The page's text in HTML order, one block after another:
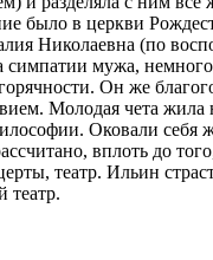
было в церкви
Николаевна (по
симпатии мужа,
Он же
Молодая чета жила
Оковали себя
вплоть до
театр. Ильин
театр.